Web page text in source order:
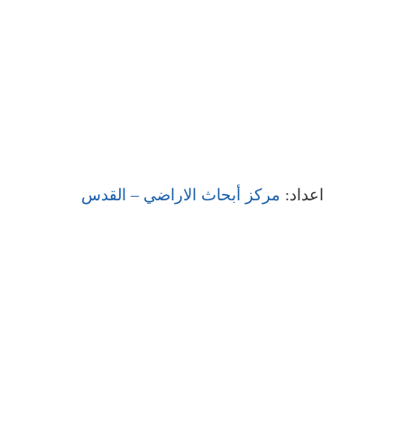
اعداد: مركز أبحاث الاراضي – القدس